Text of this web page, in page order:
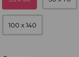
100 x 140